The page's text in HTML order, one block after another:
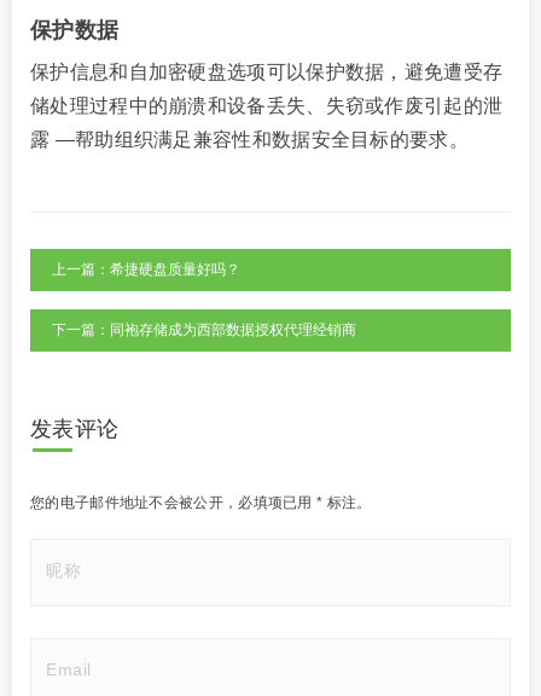
保护数据
保护信息和自加密硬盘选项可以保护数据，避免遭受存
储处理过程中的崩溃和设备丢失、失窃或作废引起的泄
露 —帮助组织满足兼容性和数据安全目标的要求。
上一篇：希捷硬盘质量好吗？
下一篇：同袍存储成为西部数据授权代理经销商
发表评论
您的电子邮件地址不会被公开， 必填项已用* 标注。